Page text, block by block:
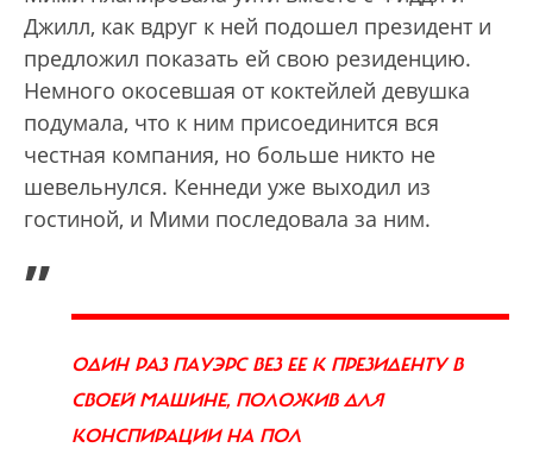
Джилл, как вдруг к ней подошел президент и
предложил показать ей свою резиденцию.
Немного окосевшая от коктейлей девушка
подумала, что к ним присоединится вся
честная компания, но больше никто не
шевельнулся. Кеннеди уже выходил из
гостиной, и Мими последовала за ним.
„
ОДИН РАЗ ПАУЭРС ВЕЗ ЕЕ К ПРЕЗИДЕНТУ В
СВОЕЙ МАШИНЕ, ПОЛОЖИВ ДЛЯ
КОНСПИРАЦИИ НА ПОЛ